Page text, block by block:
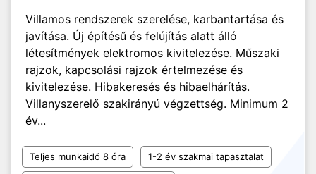
Villamos rendszerek szerelése, karbantartása és
javítása. Új építésű és felújítás alatt álló
létesítmények elektromos kivitelezése. Műszaki
rajzok, kapcsolási rajzok értelmezése és
kivitelezése. Hibakeresés és hibaelhárítás.
Villanyszerelő szakirányú végzettség. Minimum 2
év...
Teljes munkaidő 8 óra 1-2 év szakmai tapasztalat